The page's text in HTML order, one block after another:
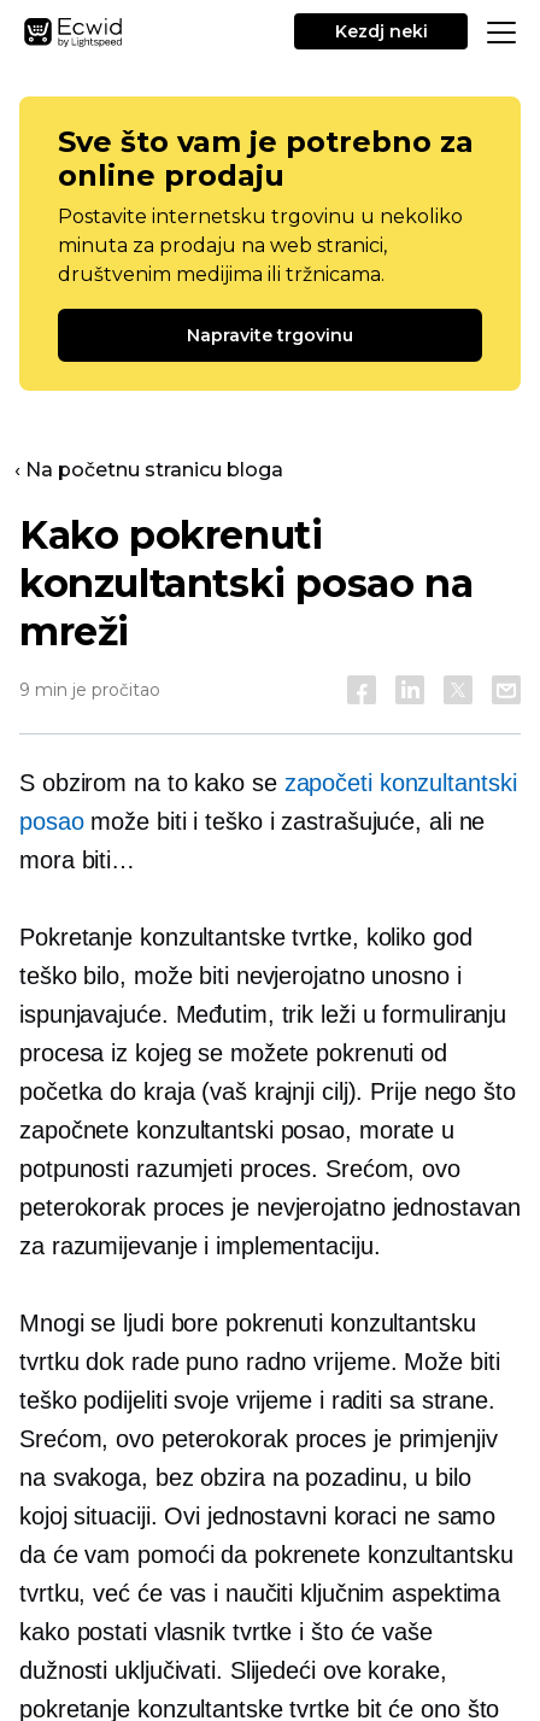
Kezdj neki
Sve što vam je potrebno za
online prodaju
Postavite internetsku trgovinu u nekoliko
minuta za prodaju na web stranici,
društvenim medijima ili tržnicama.
Napravite trgovinu
‹ Na početnu stranicu bloga
Kako pokrenuti
konzultantski posao na
mreži
9 min je pročitao
S obzirom na to kako se započeti konzultantski
posaomože biti i teško i zastrašujuće, ali ne
mora biti…
Pokretanje konzultantske tvrtke, koliko god
teško bilo, može biti nevjerojatno unosno i
ispunjavajuće. Međutim, trik leži u formuliranju
procesa iz kojeg se možete pokrenuti od
početka do kraja (vaš krajnji cilj). Prije nego što
započnete konzultantski posao, morate u
potpunosti razumjeti proces. Srećom, ovo
peterokorakproces je nevjerojatno jednostavan
za razumijevanje i implementaciju.
Mnogi se ljudi bore pokrenuti konzultantsku
tvrtku dok rade puno radno vrijeme. Može biti
teško podijeliti svoje vrijeme i raditi sa strane.
Srećom, ovo peterokorakproces je primjenjiv
na svakoga, bez obzira na pozadinu, u bilo
kojoj situaciji. Ovi jednostavni koraci ne samo
da će vam pomoći da pokrenete konzultantsku
tvrtku, već će vas i naučiti ključnim aspektima
kako postati vlasnik tvrtke i što će vaše
dužnosti uključivati. Slijedeći ove korake,
pokretanje konzultantske tvrtke bit će ono što